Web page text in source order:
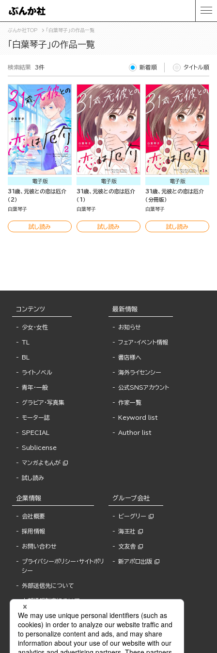
ぶんか社TOP 「白葉琴子」の作品一覧
「白葉琴子」の作品一覧
検索結果 3件 新着順 タイトル順
電子版
31歳、元彼との恋は厄介
（2）
白葉琴子
試し読み
電子版
31歳、元彼との恋は厄介
（1）
白葉琴子
試し読み
電子版
31歳、元彼との恋は厄介
（分冊版）
白葉琴子
試し読み
コンテンツ
少女・女性
TL
BL
ライトノベル
青年・一般
グラビア・写真集
モーター誌
SPECIAL
Sublicense
マンガよもんが
試し読み
最新情報
お知らせ
フェア・イベント情報
書店様へ
海外ライセンシー
公式SNSアカウント
作家一覧
Keyword list
Author list
企業情報
会社概要
採用情報
お問い合わせ
プライバシーポリシー・サイトポリ
シー
外部送信先について
内部通報制度について
グループ会社
ビーグリー
海王社
文友舎
新アポロ出版